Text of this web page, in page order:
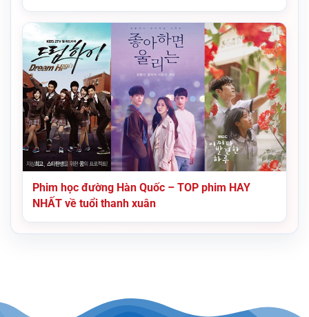
Phim học đường Hàn Quốc – TOP phim HAY
NHẤT về tuổi thanh xuân